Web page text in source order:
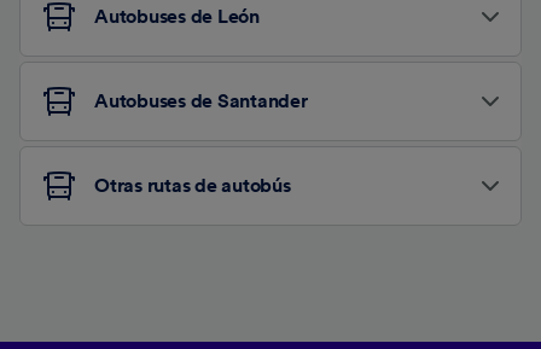
Autobuses de León
Autobuses de Santander
Otras rutas de autobús